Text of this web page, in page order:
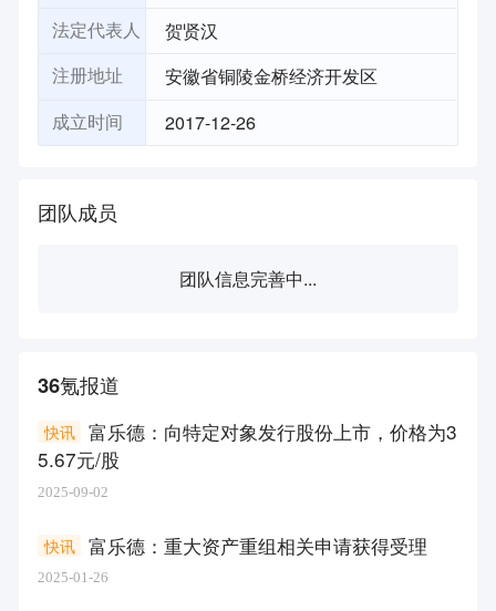
法定代表人 贺贤汉
注册地址 安徽省铜陵金桥经济开发区
成立时间 2017-12-26
团队成员
团队信息完善中...
36氪报道
富乐德：向特定对象发行股份上市，价格为3
5.67元/股
快讯
2025-09-02
富乐德：重大资产重组相关申请获得受理
快讯
2025-01-26